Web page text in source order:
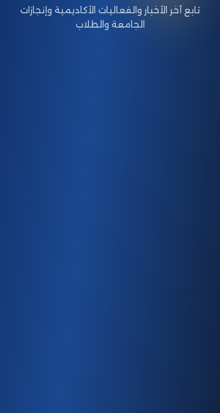
تابع آخر الأخبار والفعاليات الأكاديمية وإنجازات
الجامعة والطلاب